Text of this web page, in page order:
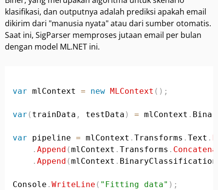
klasifikasi, dan outputnya adalah prediksi apakah email
dikirim dari "manusia nyata" atau dari sumber otomatis.
Saat ini, SigParser memproses jutaan email per bulan
dengan model ML.NET ini.
var mlContext = new MLContext ( ) ;
var ( trainData , testData ) = mlContext .
var pipeline = mlContext . Transforms . Text .
. Append (mlContext . Transforms .
. Append (mlContext . BinaryClassification
Console . WriteLine ( "Fitting data" ) ;